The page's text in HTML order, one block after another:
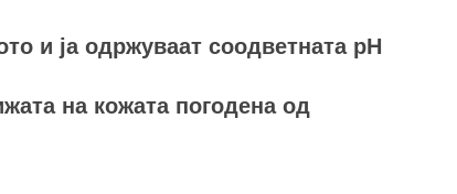
и ја одржуваат соодветната pH
на кожата погодена од